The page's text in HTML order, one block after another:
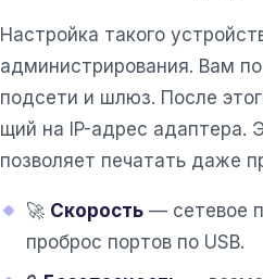
Настройка такого
администрирования. Вам
подсети и шлюз. После
щий на IP-адрес адаптера.
позволяет печатать даже
🚀 Скорость — сетевое
проброс портов по USB.